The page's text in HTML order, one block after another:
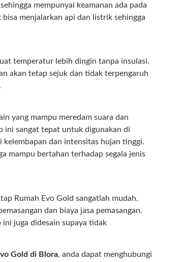
mempunyai keamanan ada pada
menjalarkan api dan listrik sehingga
temperatur lebih dingin tanpa insulasi.
akan tetap sejuk dan tidak terpengaruh
yang mampu meredam suara dan
ini sangat tepat untuk digunakan di
dan intensitas hujan tinggi.
mampu bertahan terhadap segala jenis
Rumah Evo Gold sangatlah mudah,
dan biaya jasa pemasangan.
ini juga didesain supaya tidak
Gold di Blora, anda dapat menghubungi